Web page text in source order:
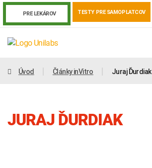
PRE LEKÁROV TESTY PRE SAMOPLATCOV
Úvod Články inVitro Juraj Ďurdiak
JURAJ ĎURDIAK